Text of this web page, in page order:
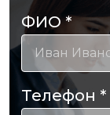
ФИО*
Телефон *